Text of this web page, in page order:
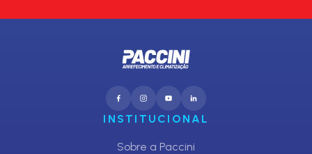
INSTITUCIONAL
Sobre a Paccini